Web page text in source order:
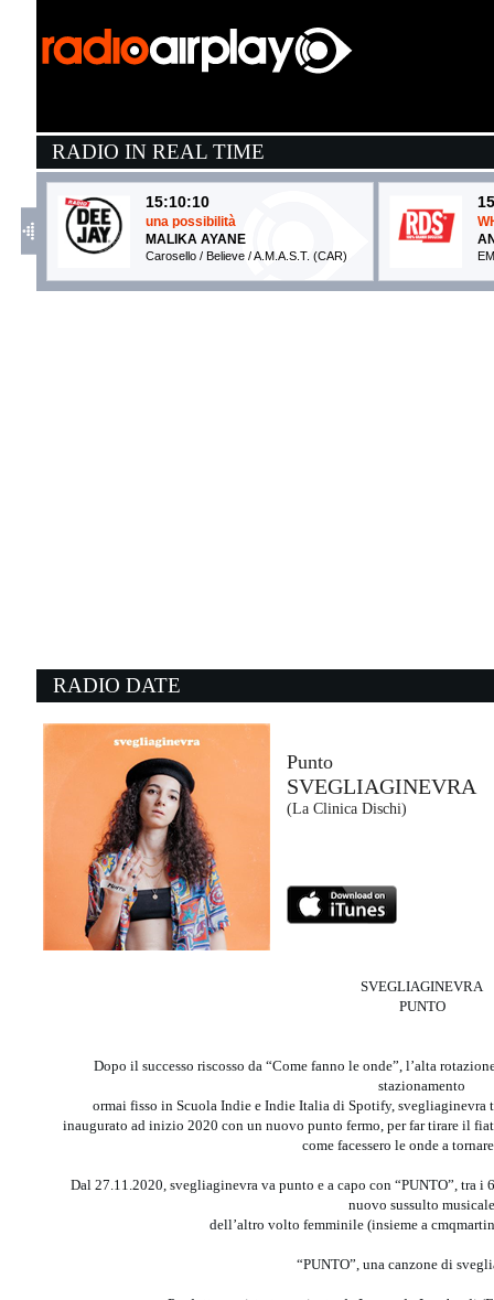
RADIO IN REAL TIME
15:10:10
una possibilità
MALIKA AYANE
Carosello / Believe / A.M.A.S.T. (CAR)
14:40:27
KASABIAN
Columbia (SME)
15:06:49
A.I.E.
KASANGO, ALEJANDRO...
d:vision (-)
RADIO DATE
Punto
SVEGLIAGINEVRA
(La Clinica Dischi)
SVEGLIAGINEVRA
PUNTO
Dopo il successo riscosso da “Come fanno le onde”, l’alta
stazionamento
ormai fisso in Scuola Indie e Indie Italia di Spotify, svegliaginevra
inaugurato ad inizio 2020 con un nuovo punto fermo, per far tirare il
come facessero le onde a
Dal 27.11.2020, svegliaginevra va punto e a capo con “PUNTO”, tra
nuovo sussulto
dell’altro volto femminile (insieme a
“PUNTO”, una canzone di